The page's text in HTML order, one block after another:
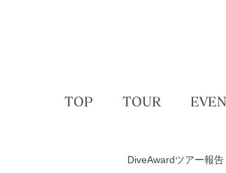
TOP TOUR
DiveAwardツアー報告